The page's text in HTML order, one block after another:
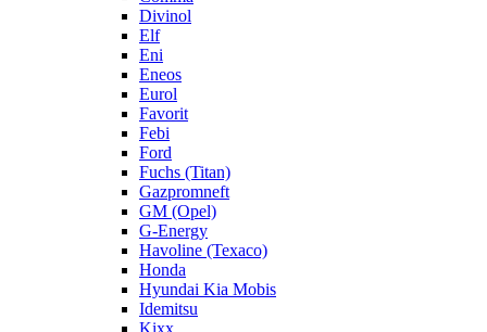
Divinol
Elf
Eni
Eneos
Eurol
Favorit
Febi
Ford
Fuchs (Titan)
Gazpromneft
GM (Opel)
G-Energy
Havoline (Texaco)
Honda
Hyundai Kia Mobis
Idemitsu
Kixx